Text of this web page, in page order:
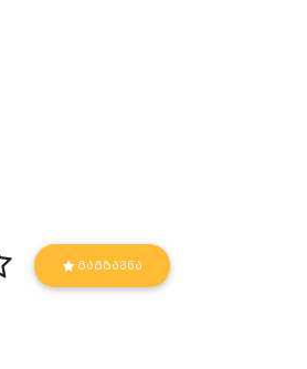
ᲒᲐᲒᲖᲐᲕᲜᲐ